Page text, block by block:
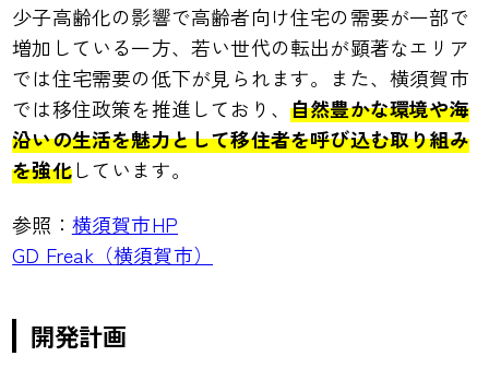
少子高齢化の影響で高齢者向け住宅の需要が一部で
増加している一方、若い世代の転出が顕著なエリア
では住宅需要の低下が見られます。また、横須賀市
では移住政策を推進しており、自然豊かな環境や海
沿いの生活を魅力として移住者を呼び込む取り組み
を強化しています。
参照： 横須賀市HP
GD Freak（横須賀市）
開発計画